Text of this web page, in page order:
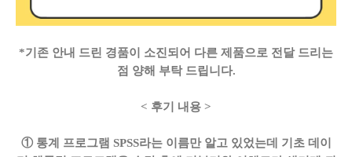
*기존 안내 드린 경품이 소진되어 다른 제품으로 전달 드리는
점 양해 부탁 드립니다.
< 후기 내용 >
① 통계 프로그램 SPSS라는 이름만 알고 있었는데 기초 데이